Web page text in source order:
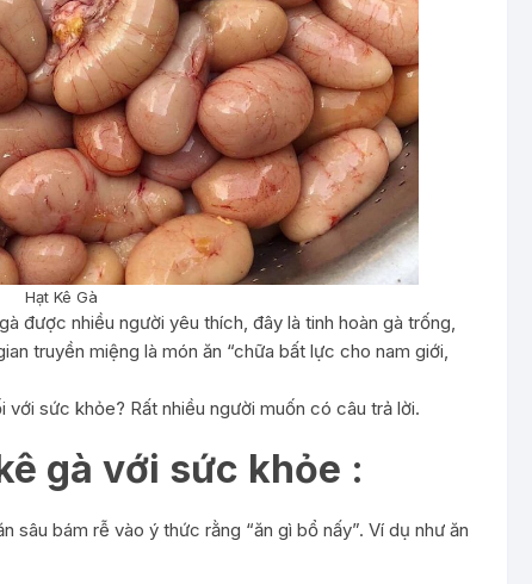
Hạt Kê Gà
được nhiều người yêu thích, đây là tinh hoàn gà trống,
truyền miệng là món ăn “chữa bất lực cho nam giới,
sức khỏe? Rất nhiều người muốn có câu trả lời.
gà với sức khỏe :
sâu bám rễ vào ý thức rằng “ăn gì bổ nấy”. Ví dụ như ăn